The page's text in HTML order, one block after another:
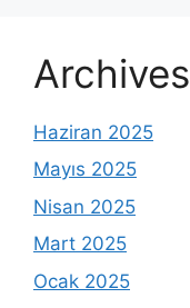
Archives
Haziran 2025
Mayıs 2025
Nisan 2025
Mart 2025
Ocak 2025